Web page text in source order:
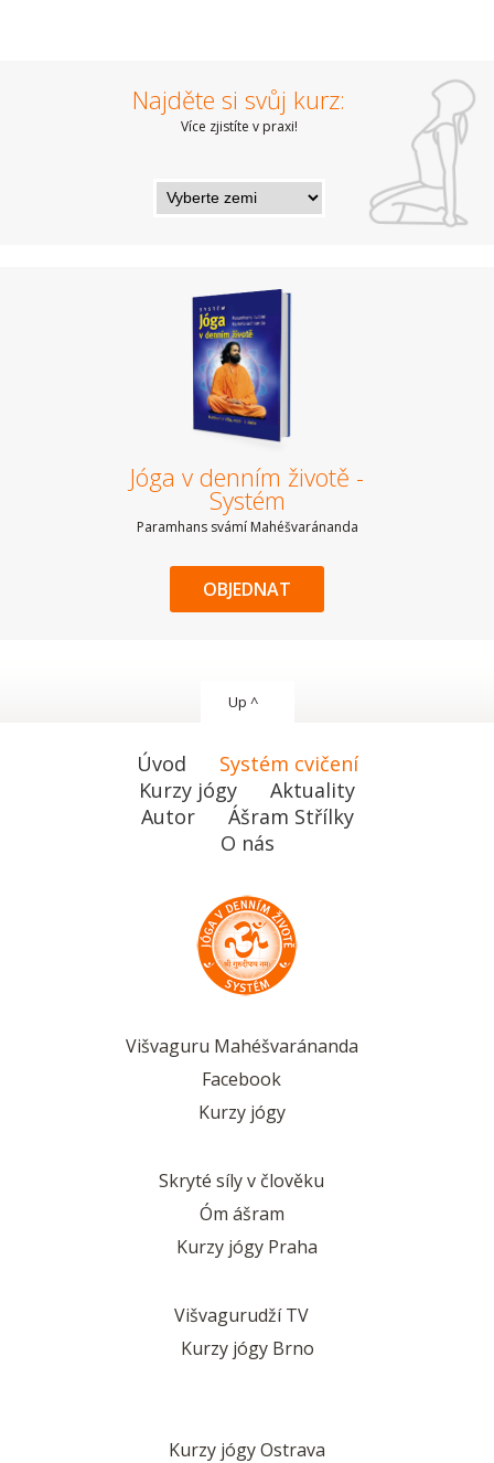
Najděte si svůj kurz:
Více zjistíte v praxi!
Jóga v denním životě -
Systém
Paramhans svámí Mahéšvaránanda
OBJEDNAT
Up ^
Úvod
Systém cvičení
Kurzy jógy
Aktuality
Autor
Ášram Střílky
O nás
Višvaguru Mahéšvaránanda
Facebook
Kurzy jógy
Skryté síly v člověku
Óm ášram
Kurzy jógy Praha
Višvagurudží TV
Kurzy jógy Brno
Kurzy jógy Ostrava